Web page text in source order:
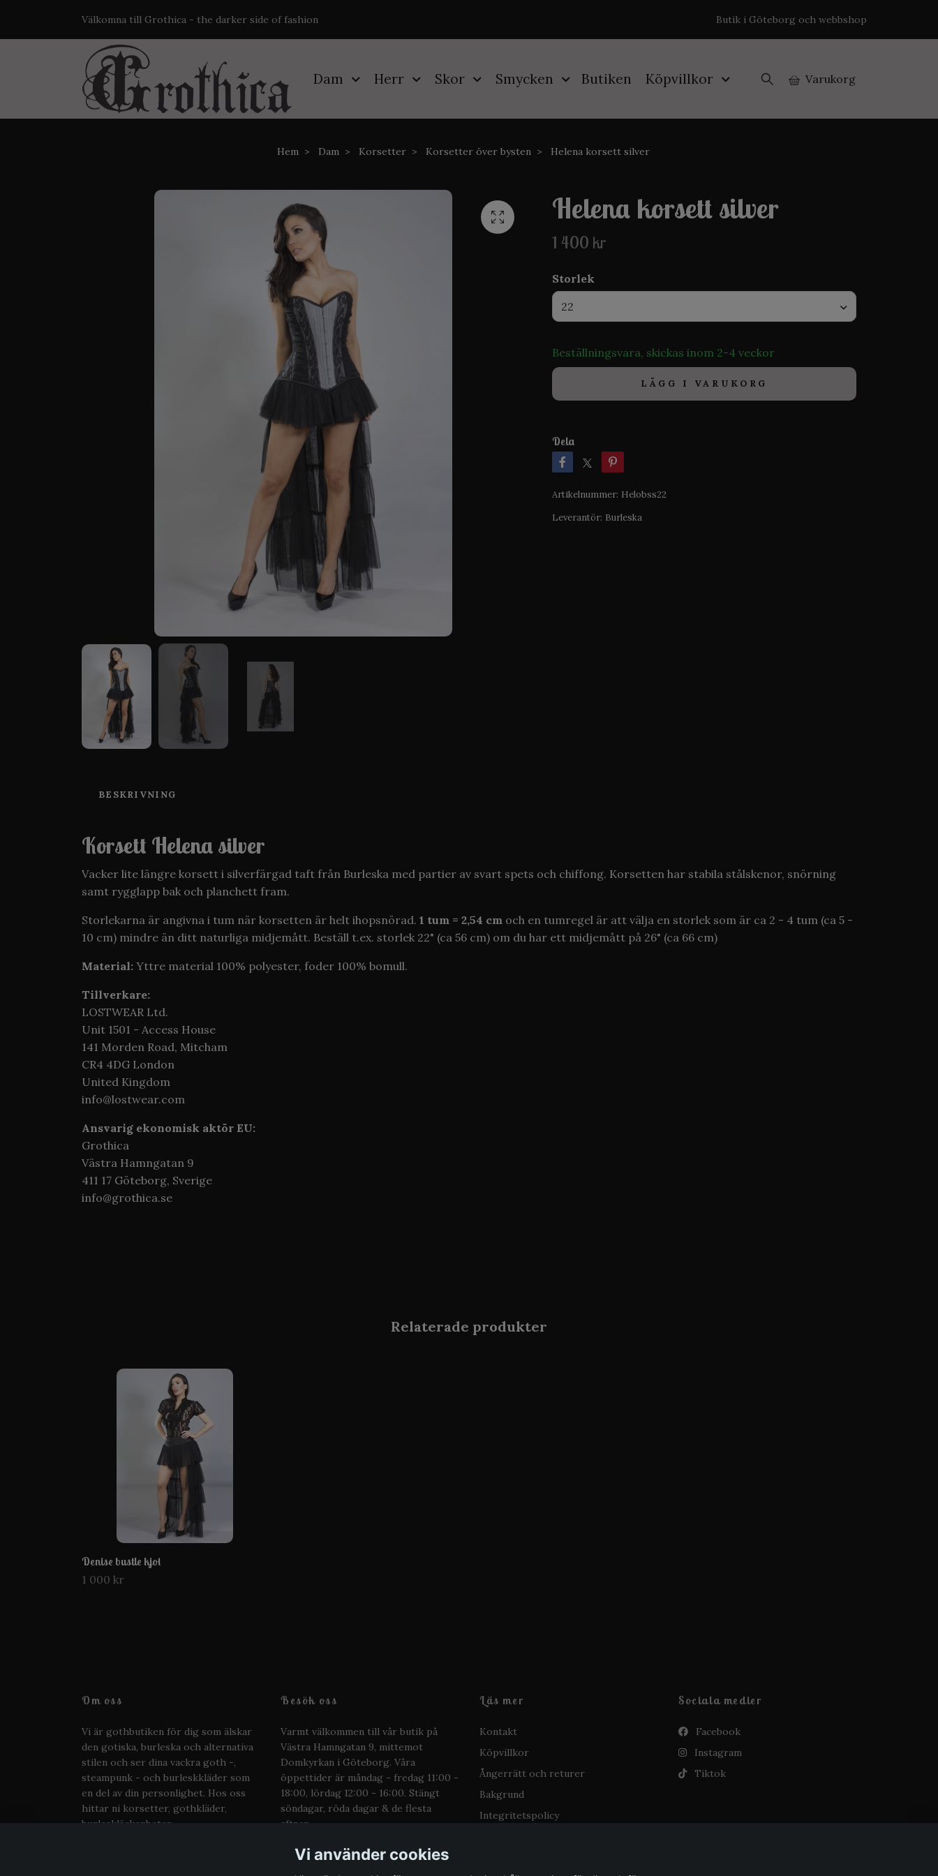
Välkomna till Grothica - the darker side of fashion Butik i Göteborg och webbshop
Dam Herr Skor Smycken Butiken Köpvillkor Varukorg
Hem Dam Korsetter Korsetter över bysten Helena korsett silver
Helena korsett silver
1 400 kr
Storlek
22
Beställningsvara, skickas inom 2-4 veckor
LÄGG I VARUKORG
Dela
Artikelnummer: Helobss22
Leverantör: Burleska
BESKRIVNING
Korsett Helena silver
Vacker lite längre korsett i silverfärgad taft från Burleska med partier av svart spets och chiffong. Korsetten har stabila stålskenor, snörning
samt rygglapp bak och planchett fram.
Storlekarna är angivna i tum när korsetten är helt ihopsnörad. 1 tum = 2,54 cm och en tumregel är att välja en storlek som är ca 2 - 4 tum (ca 5 -
10 cm) mindre än ditt naturliga midjemått. Beställ t.ex. storlek 22" (ca 56 cm) om du har ett midjemått på 26" (ca 66 cm)
Material: Yttre material 100% polyester, foder 100% bomull.
Tillverkare:
LOSTWEAR Ltd.
Unit 1501 - Access House
141 Morden Road, Mitcham
CR4 4DG London
United Kingdom
info@lostwear.com
Ansvarig ekonomisk aktör EU:
Grothica
Västra Hamngatan 9
411 17 Göteborg, Sverige
info@grothica.se
Denise bustle kjol
1 000 kr
Om oss
Vi är gothbutiken för dig som älskar
den gotiska, burleska och alternativa
stilen och ser dina vackra goth -,
steampunk - och burleskkläder som
en del av din personlighet. Hos oss
hittar ni korsetter, gothkläder,
burleskläckerheter,
Besök oss
Varmt välkommen till vår butik på
Västra Hamngatan 9, mittemot
Domkyrkan i Göteborg. Våra
öppettider är måndag - fredag 11:00 -
18:00, lördag 12:00 - 16:00. Stängt
söndagar, röda dagar & de flesta
aftnar.
Läs mer
Kontakt
Köpvillkor
Ångerrätt och returer
Bakgrund
Integritetspolicy
Sociala medier
Facebook
Instagram
Tiktok
Vi använder cookies